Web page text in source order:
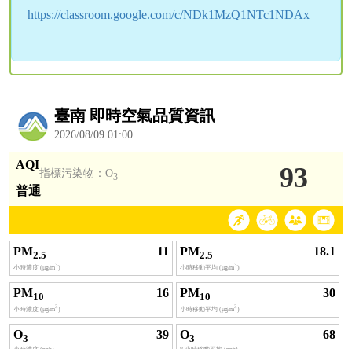
https://classroom.google.com/c/NDk1MzQ1NTc1NDAx